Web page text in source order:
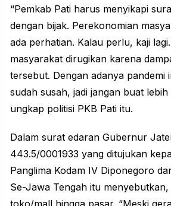
“Pemkab Pati harus menyikapi
dengan bijak. Perekonomian
ada perhatian. Kalau perlu, kaji
masyarakat dirugikan karena
tersebut. Dengan adanya pandemi
sudah susah, jadi jangan buat lebih
ungkap politisi PKB Pati itu.
Dalam surat edaran Gubernur
443.5/0001933 yang ditujukan
Panglima Kodam IV Diponegoro
Se-Jawa Tengah itu
toko/mall hingga pasar. “Meski